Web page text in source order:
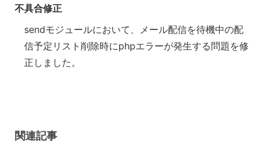
不具合修正
sendモジュールにおいて、メール配信を待機中の配
信予定リスト削除時にphpエラーが発生する問題を修
正しました。
関連記事